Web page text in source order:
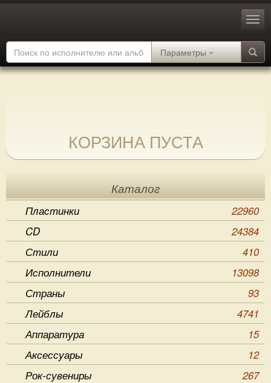
Параметры
КОРЗИНА ПУСТА
Каталог
Пластинки
22960
CD
24384
Стили
410
Исполнители
13098
Страны
93
Лейблы
4741
Аппаратура
15
Аксессуары
12
Рок-сувениры
267